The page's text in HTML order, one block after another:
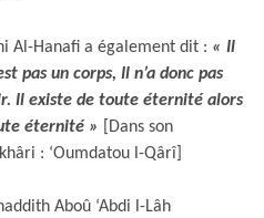
Al-Hanafi a également dit : « Il
pas un corps, Il n’a donc pas
Il existe de toute éternité alors
éternité »
[Dans son
: ‘Oumdatou l-Qârî]
Aboû ‘Abdi l-Lâh